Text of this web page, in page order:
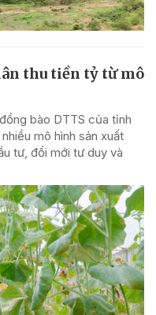
thu tiền tỷ từ mô
bào DTTS của tỉnh
mô hình sản xuất
tư, đổi mới tư duy và